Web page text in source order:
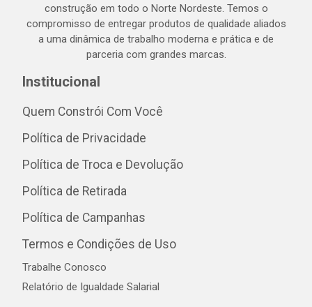
construção em todo o Norte Nordeste. Temos o
compromisso de entregar produtos de qualidade aliados
a uma dinâmica de trabalho moderna e prática e de
parceria com grandes marcas.
Institucional
Quem Constrói Com Você
Política de Privacidade
Política de Troca e Devolução
Política de Retirada
Política de Campanhas
Termos e Condições de Uso
Trabalhe Conosco
Relatório de Igualdade Salarial